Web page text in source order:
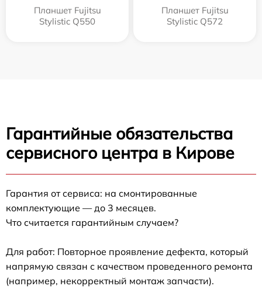
Планшет Fujitsu
Stylistic Q550
Планшет Fujitsu
Stylistic Q572
Гарантийные обязательства
сервисного центра в Кирове
Гарантия от сервиса: на смонтированные
комплектующие — до 3 месяцев.
Что считается гарантийным случаем?
Для работ: Повторное проявление дефекта, который
напрямую связан с качеством проведенного ремонта
(например, некорректный монтаж запчасти).